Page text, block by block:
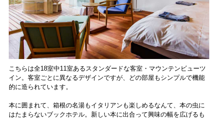
こちらは全18室中11室あるスタンダードな客室・マウンテンビューツ
イン。客室ごとに異なるデザインですが、どの部屋もシンプルで機能
的に造られています。
本に囲まれて、箱根の名湯もイタリアンも楽しめるなんて、本の虫に
はたまらないブックホテル。新しい本に出合って興味の幅を広げるも